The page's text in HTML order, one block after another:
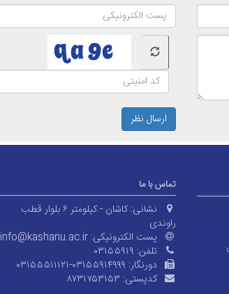
ارسال نظر
تماس با ما
نشانی:
کاشان - کیلومتر ۶ بلوار قطب
راوندی
پست الکترونیکی: info@kashanu.ac.ir
تلفن: ۰۳۱۵۵۹۱۹
دورنگار: ۰۳۱۵۵۵۱۱۱۲۱-۰۳۱۵۵۹۱۴۹۹۹
کدپستی: ۸۷۳۱۷۵۳۱۵۳